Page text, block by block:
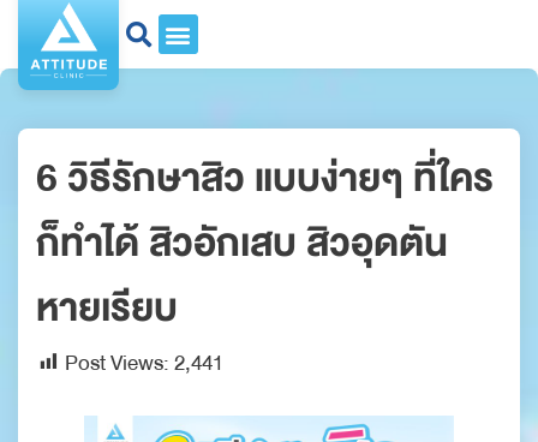
6 วิธีรักษาสิว แบบง่ายๆ ที่ใคร
ก็ทำได้ สิวอักเสบ สิวอุดตัน
หายเรียบ
Post Views:2,441